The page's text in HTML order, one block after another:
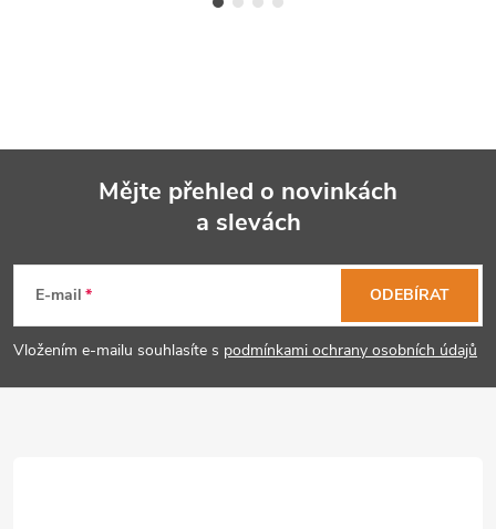
p
a
Mějte přehled o novinkách
a slevách
E-mail
Vložením e-mailu souhlasíte s podmínkami ochrany osobních údajů
ODEBÍRAT